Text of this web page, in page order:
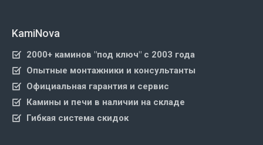
KamiNova
2000+ каминов "под ключ" с 2003 года
Опытные монтажники и консультанты
Официальная гарантия и сервис
Камины и печи в наличии на складе
Гибкая система скидок